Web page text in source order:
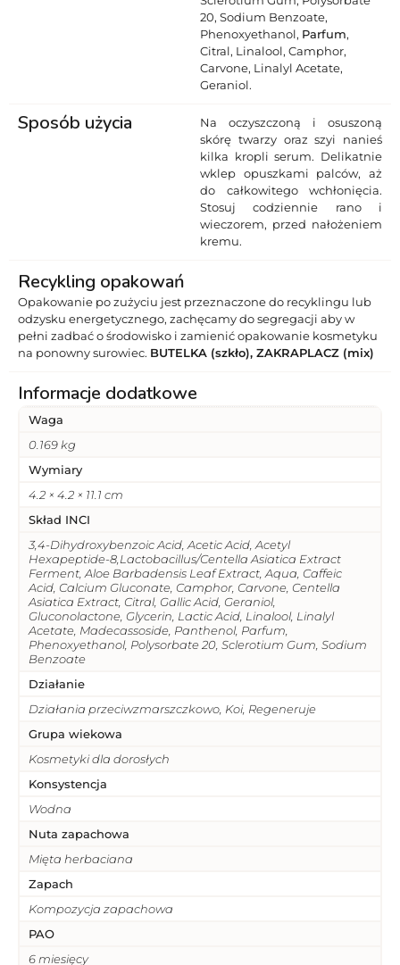
20, Sodium Benzoate,
Phenoxyethanol, Parfum,
Citral, Linalool, Camphor,
Carvone, Linalyl Acetate,
Geraniol.
Sposób użycia
Na oczyszczoną i osuszoną
skórę twarzy oraz szyi nanieś
kilka kropli serum. Delikatnie
wklep opuszkami palców, aż
do całkowitego wchłonięcia.
Stosuj codziennie rano i
wieczorem, przed nałożeniem
kremu.
Recykling opakowań
Opakowanie po zużyciu jest przeznaczone do recyklingu lub
odzysku energetycznego, zachęcamy do segregacji aby w
pełni zadbać o środowisko i zamienić opakowanie kosmetyku
na ponowny surowiec. BUTELKA (szkło), ZAKRAPLACZ (mix)
Informacje dodatkowe
Waga
0.169 kg
Wymiary
4.2 × 4.2 × 11.1 cm
Skład INCI
3,4-Dihydroxybenzoic Acid, Acetic Acid, Acetyl
Hexapeptide-8,Lactobacillus/Centella Asiatica Extract
Ferment, Aloe Barbadensis Leaf Extract, Aqua, Caffeic
Acid, Calcium Gluconate, Camphor, Carvone, Centella
Asiatica Extract, Citral, Gallic Acid, Geraniol,
Gluconolactone, Glycerin, Lactic Acid, Linalool, Linalyl
Acetate, Madecassoside, Panthenol, Parfum,
Phenoxyethanol, Polysorbate 20, Sclerotium Gum, Sodium
Benzoate
Działanie
Działania przeciwzmarszczkowo, Koi, Regeneruje
Grupa wiekowa
Kosmetyki dla dorosłych
Konsystencja
Wodna
Nuta zapachowa
Mięta herbaciana
Zapach
Kompozycja zapachowa
PAO
6 miesięcy